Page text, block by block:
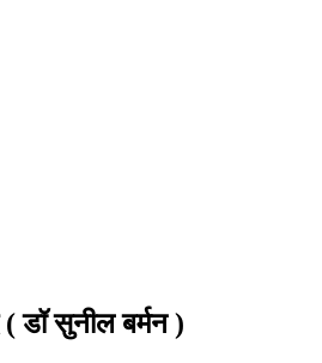
( डॉ सुनील बर्मन )